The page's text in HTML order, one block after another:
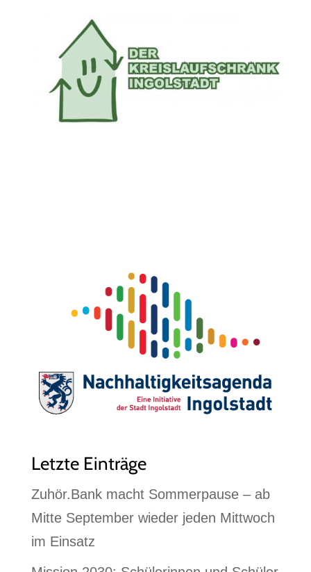
Letzte Einträge
Zuhör.Bank macht Sommerpause – ab
Mitte September wieder jeden Mittwoch
im Einsatz